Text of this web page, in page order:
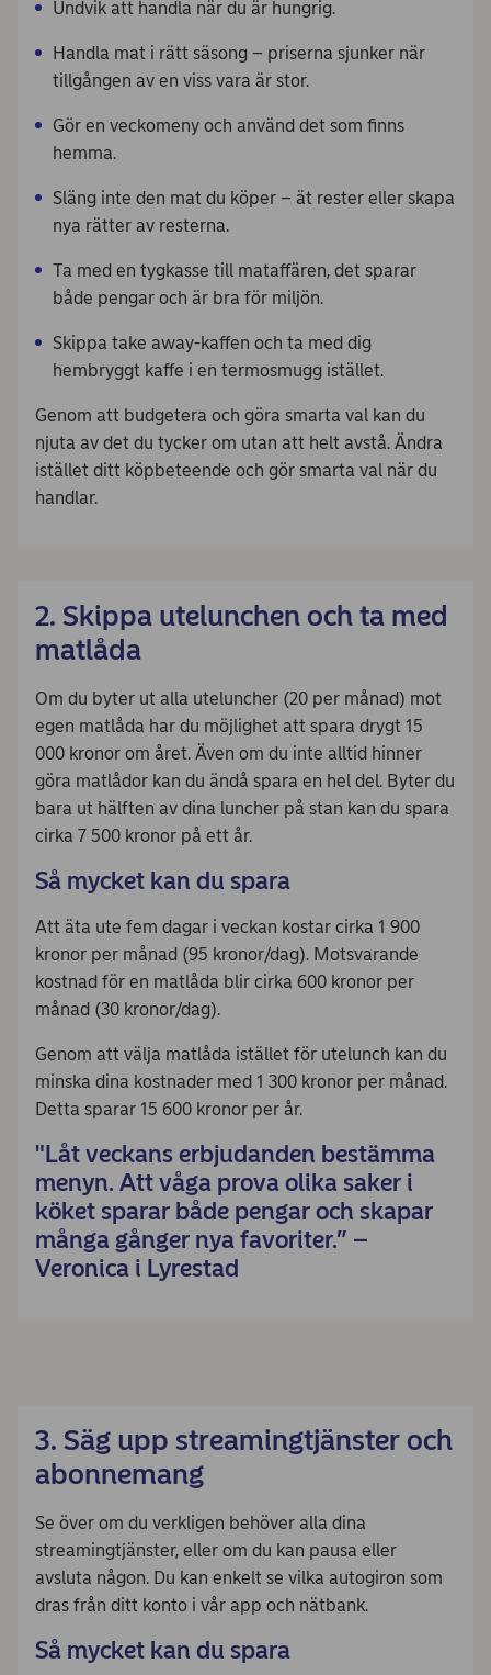
Undvik att handla när du är hungrig.
Handla mat i rätt säsong – priserna sjunker när
tillgången av en viss vara är stor.
Gör en veckomeny och använd det som finns
hemma.
Släng inte den mat du köper – ät rester eller skapa
nya rätter av resterna.
Ta med en tygkasse till mataffären, det sparar
både pengar och är bra för miljön.
Skippa take away-kaffen och ta med dig
hembryggt kaffe i en termosmugg istället.
Genom att budgetera och göra smarta val kan du
njuta av det du tycker om utan att helt avstå. Ändra
istället ditt köpbeteende och gör smarta val när du
handlar.
2. Skippa utelunchen och ta med
matlåda
Om du byter ut alla uteluncher (20 per månad) mot
egen matlåda har du möjlighet att spara drygt 15
000 kronor om året. Även om du inte alltid hinner
göra matlådor kan du ändå spara en hel del. Byter du
bara ut hälften av dina luncher på stan kan du spara
cirka 7 500 kronor på ett år.
Så mycket kan du spara
Att äta ute fem dagar i veckan kostar cirka 1 900
kronor per månad (95 kronor/dag). Motsvarande
kostnad för en matlåda blir cirka 600 kronor per
månad (30 kronor/dag).
Genom att välja matlåda istället för utelunch kan du
minska dina kostnader med 1 300 kronor per månad.
Detta sparar 15 600 kronor per år.
"Låt veckans erbjudanden bestämma
menyn. Att våga prova olika saker i
köket sparar både pengar och skapar
många gånger nya favoriter.” –
Veronica i Lyrestad
3. Säg upp streamingtjänster och
abonnemang
Se över om du verkligen behöver alla dina
streamingtjänster, eller om du kan pausa eller
avsluta någon. Du kan enkelt se vilka autogiron som
dras från ditt konto i vår app och nätbank.
Så mycket kan du spara